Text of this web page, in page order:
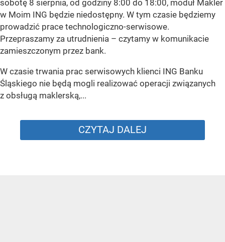
sobotę 8 sierpnia, od godziny 8:00 do 18:00, moduł Makler
w Moim ING będzie niedostępny. W tym czasie będziemy
prowadzić prace technologiczno-serwisowe.
Przepraszamy za utrudnienia – czytamy w komunikacie
zamieszczonym przez bank.
W czasie trwania prac serwisowych klienci ING Banku
Śląskiego nie będą mogli realizować operacji związanych
z obsługą maklerską,...
CZYTAJ DALEJ